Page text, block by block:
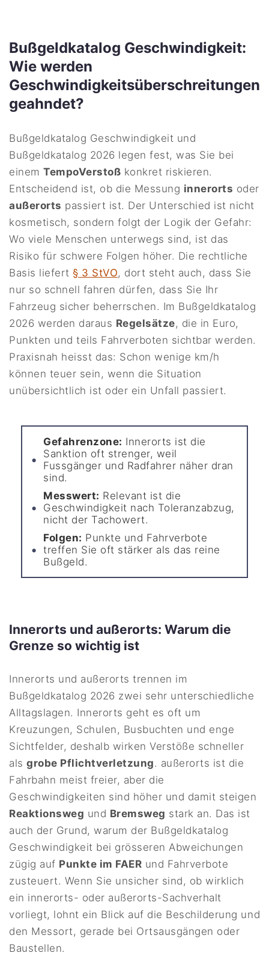
Bußgeldkatalog Geschwindigkeit:
Wie werden
Geschwindigkeitsüberschreitungen
geahndet?
Bußgeldkatalog Geschwindigkeit und
Bußgeldkatalog 2026 legen fest, was Sie bei
einemTempoVerstoß konkret riskieren.
Entscheidend ist, ob die Messung innerorts oder
außerorts passiert ist. Der Unterschied ist nicht
kosmetisch, sondern folgt der Logik der Gefahr:
Wo viele Menschen unterwegs sind, ist das
Risiko für schwere Folgen höher. Die rechtliche
Basis liefert § 3 StVO, dort steht auch, dass Sie
nur so schnell fahren dürfen, dass Sie Ihr
Fahrzeug sicher beherrschen. Im Bußgeldkatalog
2026 werden daraus Regelsätze, die in Euro,
Punkten und teils Fahrverboten sichtbar werden.
Praxisnah heisst das: Schon wenige km/h
können teuer sein, wenn die Situation
unübersichtlich ist oder ein Unfall passiert.
Gefahrenzone: Innerorts ist die
Sanktion oft strenger, weil
Fussgänger und Radfahrer näher dran
sind.
Messwert: Relevant ist die
Geschwindigkeit nach Toleranzabzug,
nicht der Tachowert.
Folgen: Punkte und Fahrverbote
treffen Sie oft stärker als das reine
Bußgeld.
Innerorts und außerorts: Warum die
Grenze so wichtig ist
Innerorts und außerorts trennen im
Bußgeldkatalog 2026 zwei sehr unterschiedliche
Alltagslagen. Innerorts geht es oft um
Kreuzungen, Schulen, Busbuchten und enge
Sichtfelder, deshalb wirken Verstöße schneller
alsgrobe Pflichtverletzung. außerorts ist die
Fahrbahn meist freier, aber die
Geschwindigkeiten sind höher und damit steigen
Reaktionsweg und Bremsweg stark an. Das ist
auch der Grund, warum der Bußgeldkatalog
Geschwindigkeit bei grösseren Abweichungen
zügig auf Punkte im FAER und Fahrverbote
zusteuert. Wenn Sie unsicher sind, ob wirklich
ein innerorts- oder außerorts-Sachverhalt
vorliegt, lohnt ein Blick auf die Beschilderung und
den Messort, gerade bei Ortsausgängen oder
Baustellen.